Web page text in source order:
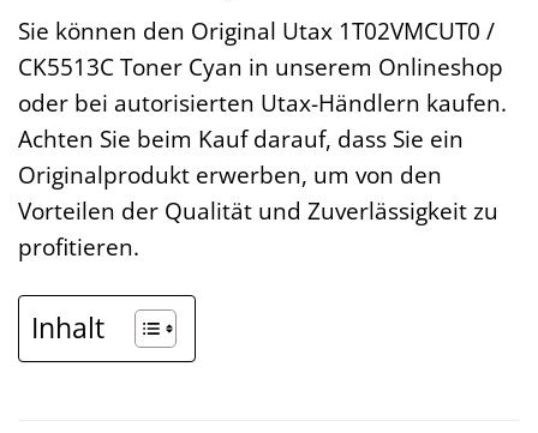
Sie können den Original Utax 1T02VMCUT0 /
CK5513C Toner Cyan in unserem Onlineshop
oder bei autorisierten Utax-Händlern kaufen.
Achten Sie beim Kauf darauf, dass Sie ein
Originalprodukt erwerben, um von den
Vorteilen der Qualität und Zuverlässigkeit zu
profitieren.
Inhalt